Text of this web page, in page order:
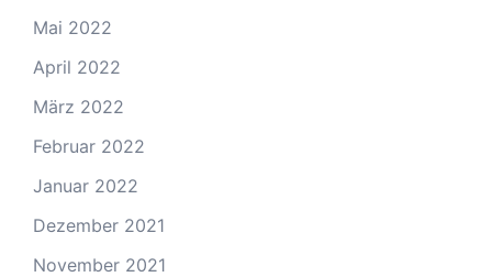
Mai 2022
April 2022
März 2022
Februar 2022
Januar 2022
Dezember 2021
November 2021